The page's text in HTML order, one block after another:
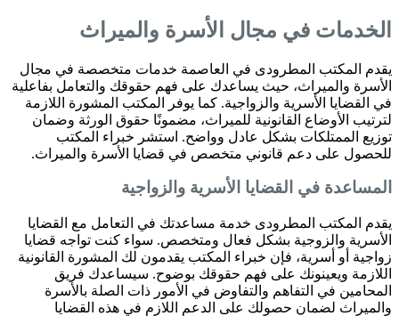
الخدمات في مجال الأسرة والميراث
يقدم المكتب المطرودى في العاصمة خدمات متخصصة في مجال
الأسرة والميراث، حيث يساعدك على فهم حقوقك والتعامل بفاعلية
في القضايا الأسرية والزواجية. كما يوفر المكتب المشورة اللازمة
لترتيب الأوضاع القانونية للميراث، مضمونًا حقوق الورثة وضمان
توزيع الممتلكات بشكل عادل وواضح. استشر خبراء المكتب
للحصول على دعم قانوني متخصص في قضايا الأسرة والميراث.
المساعدة في القضايا الأسرية والزواجية
يقدم المكتب المطرودى خدمة مساعدتك في التعامل مع القضايا
الأسرية والزوجية بشكل فعال ومتخصص. سواء كنت تواجه قضايا
زواجية أو أسرية، فإن خبراء المكتب يقدمون لك المشورة القانونية
اللازمة ويعينونك على فهم حقوقك بوضوح. سيساعدك فريق
المحامين في التفاهم والتفاوض في الأمور ذات الصلة بالأسرة
والميراث لضمان حصولك على الدعم اللازم في هذه القضايا